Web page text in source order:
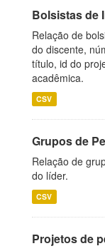
Bolsistas de
Relação de
do discente,
título, id do
acadêmica.
CSV
Grupos de
Relação de
do líder.
CSV
Projetos de